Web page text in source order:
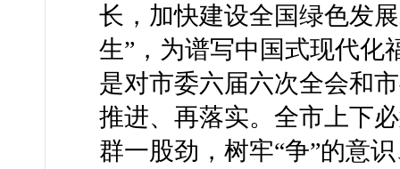
长，加快建设全国绿色发
生”，为谱写中国式现代化
是对市委六届六次全会和
推进、再落实。全市上下
群一股劲，树牢“争”的意